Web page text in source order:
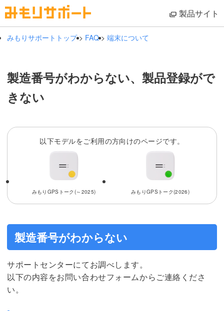
製品サイト
みもりサポートトップ> FAQ> 端末について
製造番号がわからない、製品登録がで
きない
以下モデルをご利用の方向けのページです。
みもりGPSトーク(～2025) みもりGPSトーク(2026)
製造番号がわからない
サポートセンターにてお調べします。
以下の内容をお問い合わせフォームからご連絡くださ
い。